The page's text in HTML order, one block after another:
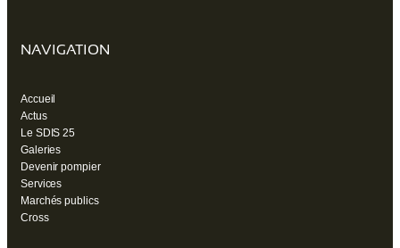
NAVIGATION
Accueil
Actus
Le SDIS 25
Galeries
Devenir pompier
Services
Marchés publics
Cross